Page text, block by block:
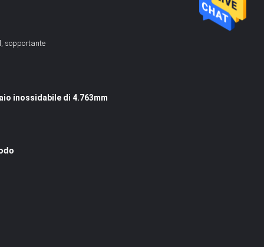
sopportante
inossidabile di 4.763mm